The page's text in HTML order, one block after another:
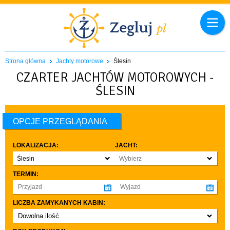
Strona główna Jachty motorowe Ślesin
CZARTER JACHTÓW MOTOROWYCH -
ŚLESIN
OPCJE PRZEGLĄDANIA
LOKALIZACJA:
Ślesin
JACHT:
Wybierz
TERMIN:
LICZBA ZAMYKANYCH KABIN:
Dowolna ilość